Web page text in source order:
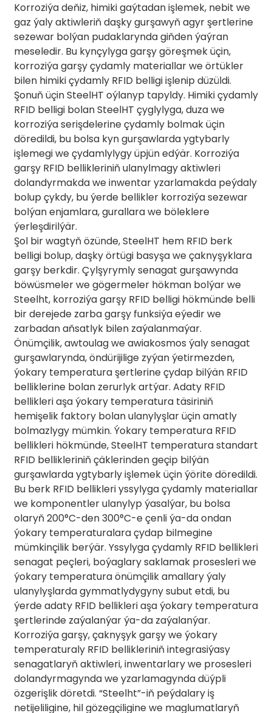
Korroziýa deňiz, himiki gaýtadan işlemek, nebit we
gaz ýaly aktiwleriň daşky gurşawyň agyr şertlerine
sezewar bolýan pudaklarynda giňden ýaýran
meseledir. Bu kynçylyga garşy göreşmek üçin,
korroziýa garşy çydamly materiallar we örtükler
bilen himiki çydamly RFID belligi işlenip düzüldi.
Şonuň üçin SteelHT oýlanyp tapyldy. Himiki çydamly
RFID belligi bolan SteelHT çyglylyga, duza we
korroziýa serişdelerine çydamly bolmak üçin
döredildi, bu bolsa kyn gurşawlarda ygtybarly
işlemegi we çydamlylygy üpjün edýär. Korroziýa
garşy RFID bellikleriniň ulanylmagy aktiwleri
dolandyrmakda we inwentar yzarlamakda peýdaly
bolup çykdy, bu ýerde bellikler korroziýa sezewar
bolýan enjamlara, gurallara we böleklere
ýerleşdirilýär.
Şol bir wagtyň özünde, SteelHT hem RFID berk
belligi bolup, daşky örtügi basyşa we çaknyşyklara
garşy berkdir. Çylşyrymly senagat gurşawynda
böwüsmeler we gögermeler hökman bolýar we
Steelht, korroziýa garşy RFID belligi hökmünde belli
bir derejede zarba garşy funksiýa eýedir we
zarbadan aňsatlyk bilen zaýalanmaýar.
Önümçilik, awtoulag we awiakosmos ýaly senagat
gurşawlarynda, öndürijilige zyýan ýetirmezden,
ýokary temperatura şertlerine çydap bilýän RFID
belliklerine bolan zerurlyk artýar. Adaty RFID
bellikleri aşa ýokary temperatura täsiriniň
hemişelik faktory bolan ulanylyşlar üçin amatly
bolmazlygy mümkin. Ýokary temperatura RFID
bellikleri hökmünde, SteelHT temperatura standart
RFID bellikleriniň çäklerinden geçip bilýän
gurşawlarda ygtybarly işlemek üçin ýörite döredildi.
Bu berk RFID bellikleri yssylyga çydamly materiallar
we komponentler ulanylyp ýasalýar, bu bolsa
olaryň 200°C-den 300°C-e çenli ýa-da ondan
ýokary temperaturalara çydap bilmegine
mümkinçilik berýär. Yssylyga çydamly RFID bellikleri
senagat peçleri, boýaglary saklamak prosesleri we
ýokary temperatura önümçilik amallary ýaly
ulanylyşlarda gymmatlydygyny subut etdi, bu
ýerde adaty RFID bellikleri aşa ýokary temperatura
şertlerinde zaýalanýar ýa-da zaýalanýar.
Korroziýa garşy, çaknyşyk garşy we ýokary
temperaturaly RFID bellikleriniň integrasiýasy
senagatlaryň aktiwleri, inwentarlary we prosesleri
dolandyrmagynda we yzarlamagynda düýpli
özgerişlik döretdi. “Steelht”-iň peýdalary iş
netijeliligine, hil gözegçiligine we maglumatlaryň